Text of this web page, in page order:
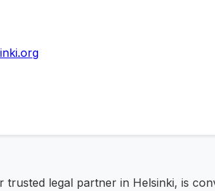
trusted legal partner in Helsinki, is